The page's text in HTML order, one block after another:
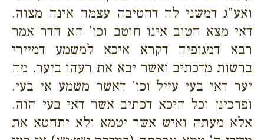
ואע"ג דמשני לה דחטיבה עצמה אינה מצוה.
דאי מצא חטוב אינו חוטב וכו' הא הדר אמר
רבא דמגופיה דקרא איכא למשמע דמיירי
ברשות מדכתיב ואשר יבא את רעהו ביער. מה
יער דאי בעי עייל וכו' דאשר משמע אי בעי.
ופרכינן וכל היכא דכתיב אשר דאי בעי הוה.
אלא מעתה ואיש אשר יטמא ולא יתחטא את